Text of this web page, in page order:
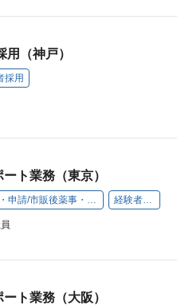
（神戸）
採用
ト業務（東京）
経験者採用
ト業務（大阪）